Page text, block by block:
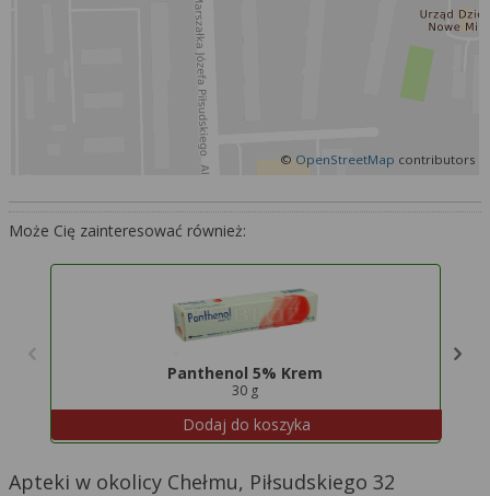
© OpenStreetMap contributors
Może Cię zainteresować również:
Panthenol 5% Krem
30 g
Dodaj do koszyka
Apteki w okolicy Chełmu, Piłsudskiego 32
Więcej informacji na temat wykorzystywania
narzędzi zewnętrznych w naszym serwisie
Regulaminie Serwisu